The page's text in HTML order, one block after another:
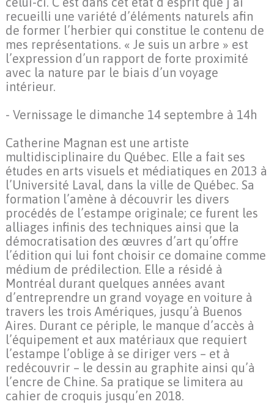
recueilli une variété d’éléments naturels afin
de former l’herbier qui constitue le contenu de
mes représentations. « Je suis un arbre » est
l’expression d’un rapport de forte proximité
avec la nature par le biais d’un voyage
intérieur.
- Vernissage le dimanche 14 septembre à 14h
Catherine Magnan est une artiste
multidisciplinaire du Québec. Elle a fait ses
études en arts visuels et médiatiques en 2013 à
l’Université Laval, dans la ville de Québec. Sa
formation l’amène à découvrir les divers
procédés de l’estampe originale; ce furent les
alliages infinis des techniques ainsi que la
démocratisation des œuvres d’art qu’offre
l’édition qui lui font choisir ce domaine comme
médium de prédilection. Elle a résidé à
Montréal durant quelques années avant
d’entreprendre un grand voyage en voiture à
travers les trois Amériques, jusqu’à Buenos
Aires. Durant ce périple, le manque d’accès à
l’équipement et aux matériaux que requiert
l’estampe l’oblige à se diriger vers – et à
redécouvrir – le dessin au graphite ainsi qu’à
l’encre de Chine. Sa pratique se limitera au
cahier de croquis jusqu’en 2018.